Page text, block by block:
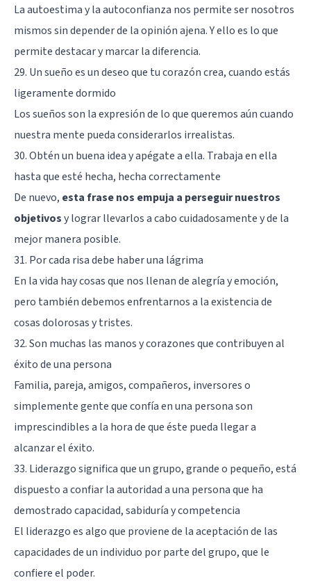
La autoestima y la autoconfianza nos permite ser nosotros
mismos sin depender de la opinión ajena. Y ello es lo que
permite destacar y marcar la diferencia.
29. Un sueño es un deseo que tu corazón crea, cuando estás
ligeramente dormido
Los sueños son la expresión de lo que queremos aún cuando
nuestra mente pueda considerarlos irrealistas.
30. Obtén un buena idea y apégate a ella. Trabaja en ella
hasta que esté hecha, hecha correctamente
De nuevo, esta frase nos empuja a perseguir nuestros
objetivosy lograr llevarlos a cabo cuidadosamente y de la
mejor manera posible.
31. Por cada risa debe haber una lágrima
En la vida hay cosas que nos llenan de alegría y emoción,
pero también debemos enfrentarnos a la existencia de
cosas dolorosas y tristes.
32. Son muchas las manos y corazones que contribuyen al
éxito de una persona
Familia, pareja, amigos, compañeros, inversores o
simplemente gente que confía en una persona son
imprescindibles a la hora de que éste pueda llegar a
alcanzar el éxito.
33. Liderazgo significa que un grupo, grande o pequeño, está
dispuesto a confiar la autoridad a una persona que ha
demostrado capacidad, sabiduría y competencia
El liderazgo es algo que proviene de la aceptación de las
capacidades de un individuo por parte del grupo, que le
confiere el poder.